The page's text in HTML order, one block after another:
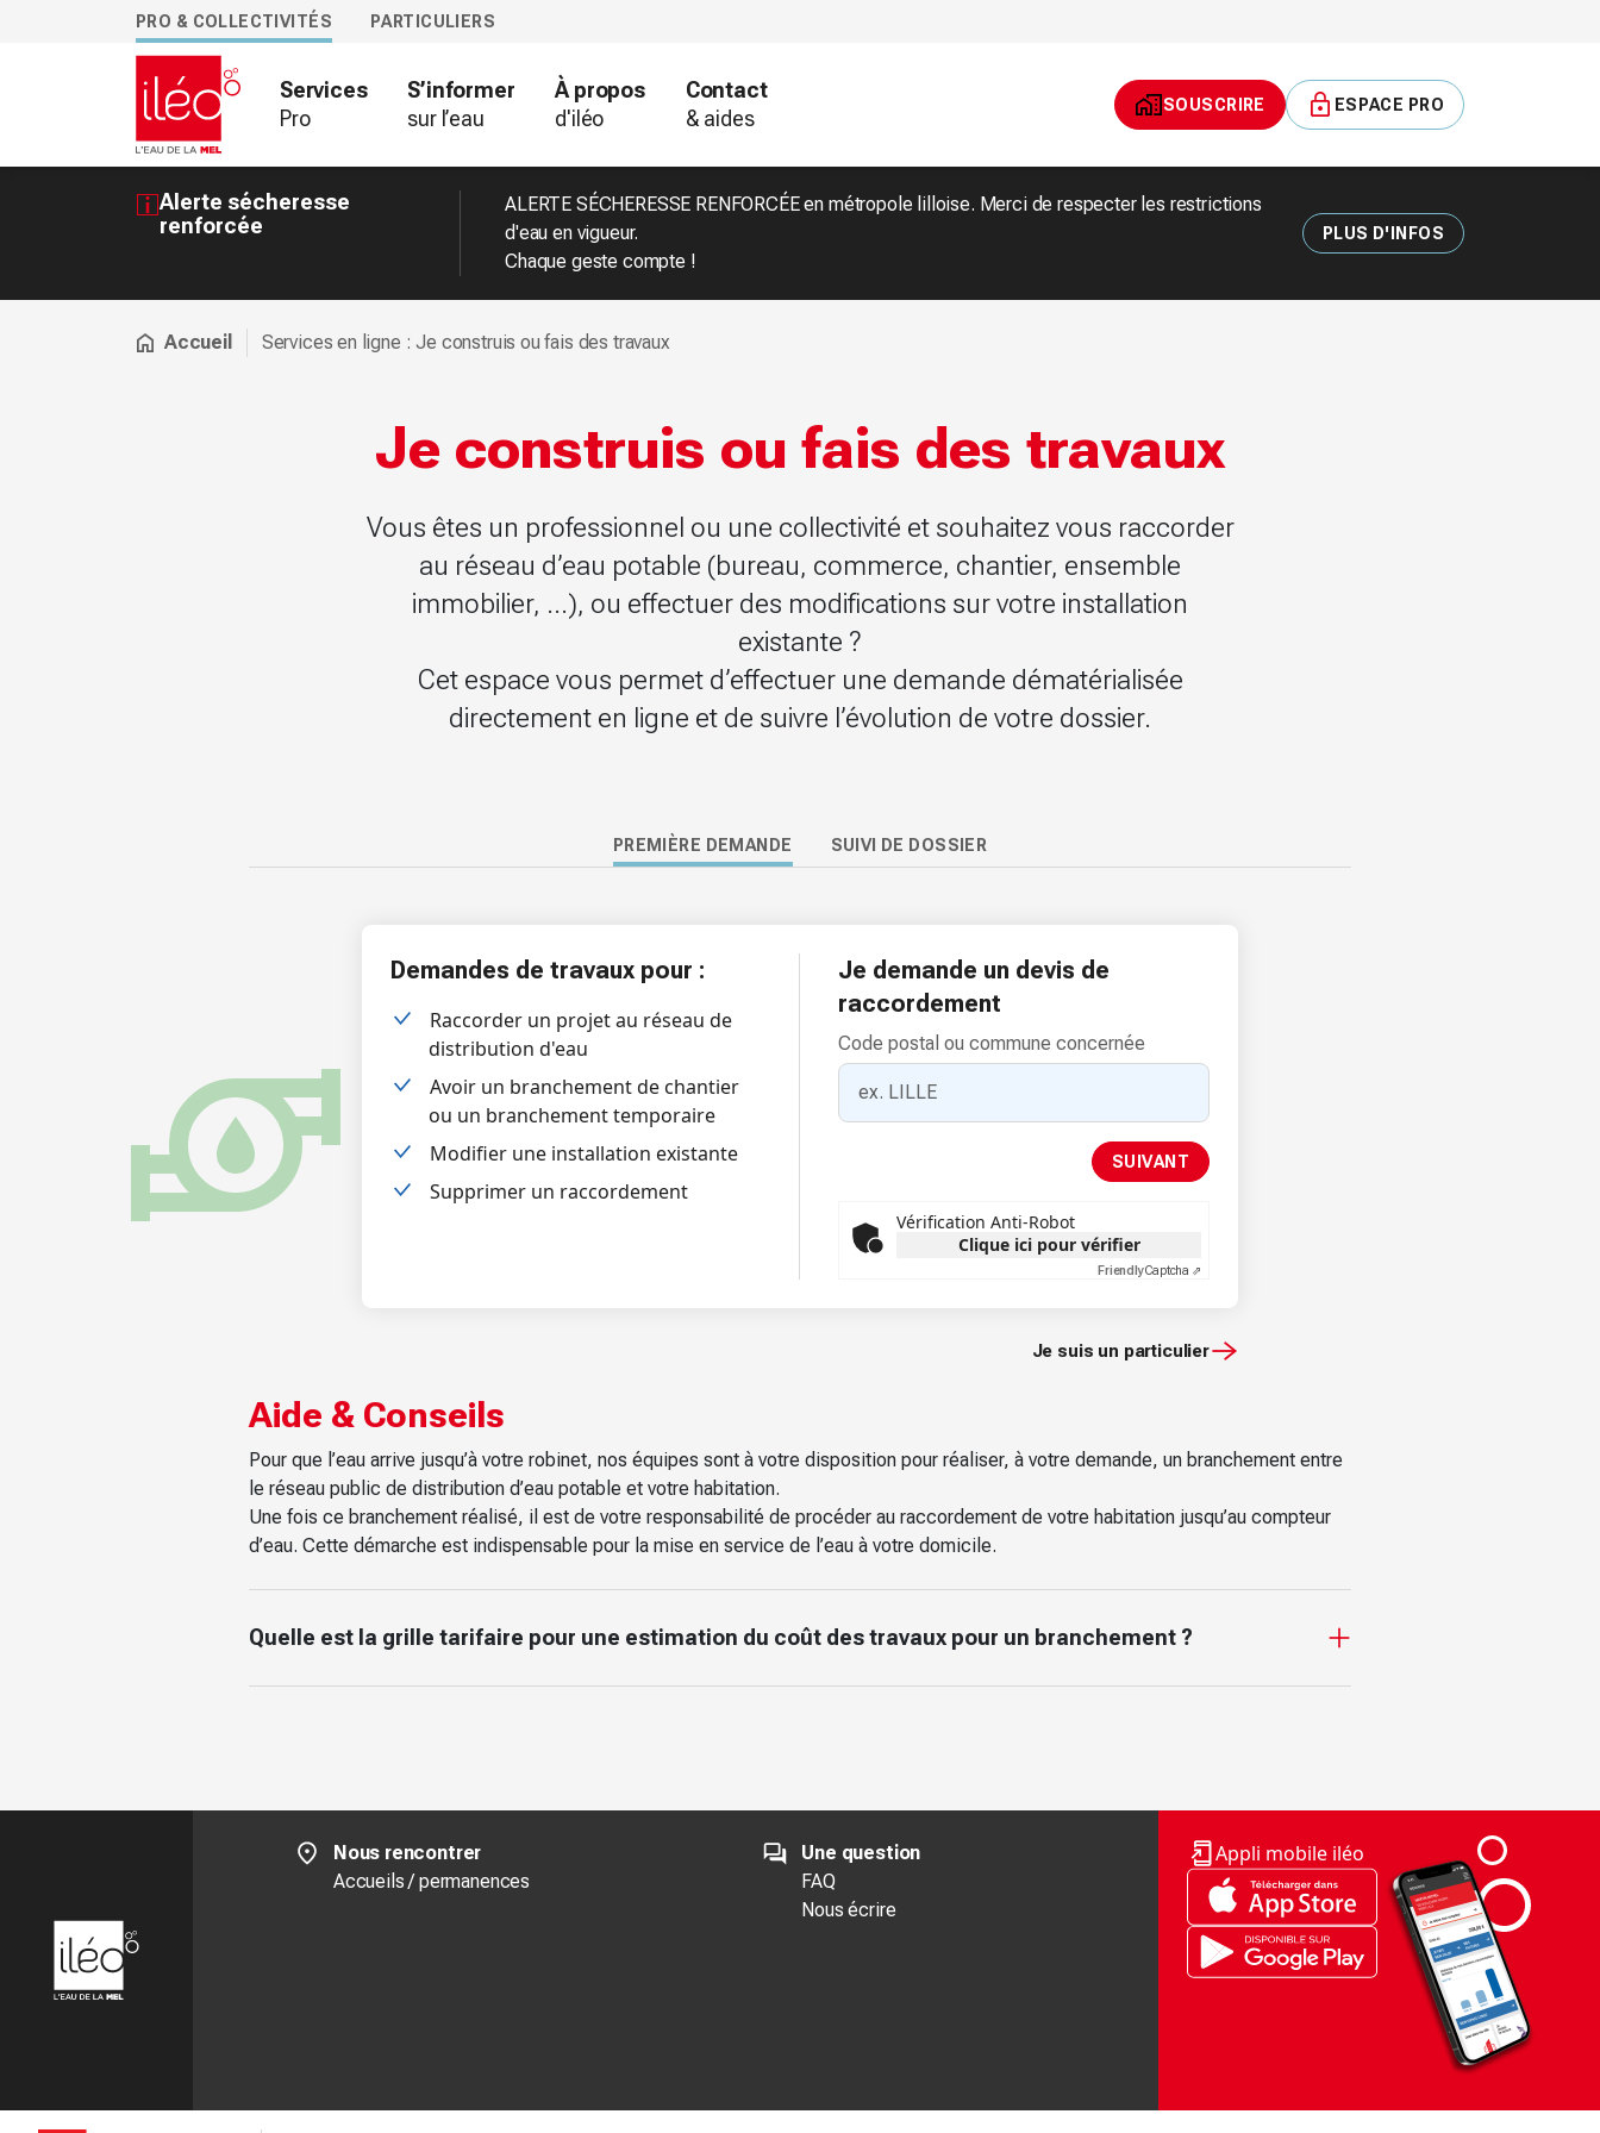
PRO & COLLECTIVITÉS PARTICULIERS
Services
Pro
S’informer
sur l’eau
À propos
d'iléo
Contact
& aides
SOUSCRIRE ESPACE PRO
Alerte sécheresse
renforcée
ALERTE SÉCHERESSE RENFORCÉE en métropole lilloise. Merci de respecter les restrictions
d'eau en vigueur.
Chaque geste compte !
PLUS D'INFOS
Accueil Services en ligne : Je construis ou fais des travaux
Je construis ou fais des travaux
Vous êtes un professionnel ou une collectivité et souhaitez vous raccorder
au réseau d’eau potable (bureau, commerce, chantier, ensemble
immobilier, ...), ou effectuer des modifications sur votre installation
existante ?
Cet espace vous permet d’effectuer une demande dématérialisée
directement en ligne et de suivre l’évolution de votre dossier.
PREMIÈRE DEMANDE SUIVI DE DOSSIER
Demandes de travaux pour :
Raccorder un projet au réseau de
distribution d'eau
Avoir un branchement de chantier
ou un branchement temporaire
Modifier une installation existante
Supprimer un raccordement
Je demande un devis de
raccordement
Code postal ou commune concernée
Vérification Anti-Robot
Clique ici pour vérifier
FriendlyCaptcha ⇗
Je suis un particulier
Aide & Conseils
Pour que l’eau arrive jusqu’à votre robinet, nos équipes sont à votre disposition pour réaliser, à votre demande, un branchement entre
le réseau public de distribution d’eau potable et votre habitation.
Une fois ce branchement réalisé, il est de votre responsabilité de procéder au raccordement de votre habitation jusqu’au compteur
d’eau. Cette démarche est indispensable pour la mise en service de l’eau à votre domicile.
Quelle est la grille tarifaire pour une estimation du coût des travaux pour un branchement ?
Nous rencontrer
Accueils / permanences
Une question
FAQ
Nous écrire
Appli mobile iléo